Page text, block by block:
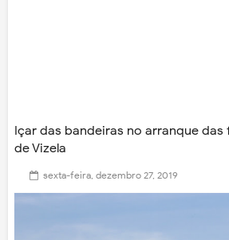
Içar das bandeiras no arranque das
de Vizela
sexta-feira, dezembro 27, 2019